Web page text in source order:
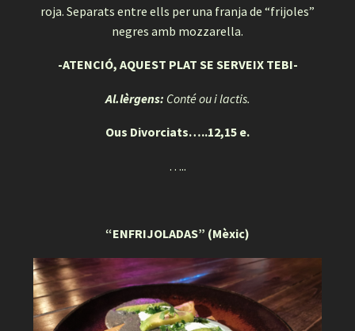
roja. Separats entre ells per una franja de “frijoles”
negres amb mozzarella.
-ATENCIÓ, AQUEST PLAT SE SERVEIX TEBI-
Al.lèrgens: Conté ou i lactis.
Ous Divorciats…..12,15 e.
…..
“ENFRIJOLADAS” (Mèxic)